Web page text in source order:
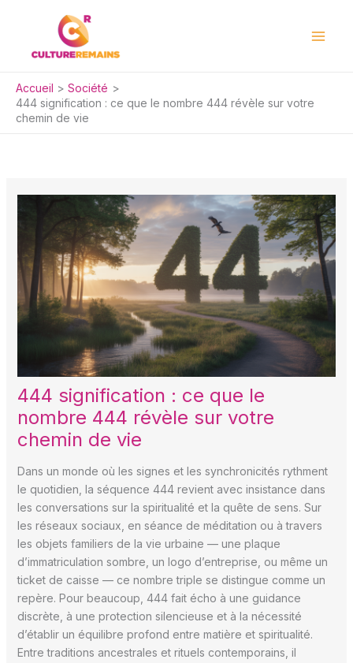
Accueil
Société
444 signification : ce que le nombre 444 révèle sur votre
chemin de vie
444 signification : ce que le
nombre 444 révèle sur votre
chemin de vie
Dans un monde où les signes et les synchronicités rythment
le quotidien, la séquence 444 revient avec insistance dans
les conversations sur la spiritualité et la quête de sens. Sur
les réseaux sociaux, en séance de méditation ou à travers
les objets familiers de la vie urbaine — une plaque
d’immatriculation sombre, un logo d’entreprise, ou même un
ticket de caisse — ce nombre triple se distingue comme un
repère. Pour beaucoup, 444 fait écho à une guidance
discrète, à une protection silencieuse et à la nécessité
d’établir un équilibre profond entre matière et spiritualité.
Entre traditions ancestrales et rituels contemporains, il